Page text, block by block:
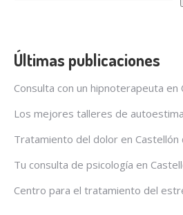
Últimas publicaciones
Consulta con un hipnoterapeuta en
Los mejores talleres de
Tratamiento del dolor en Castellón
Tu consulta de psicología en
Centro para el tratamiento del